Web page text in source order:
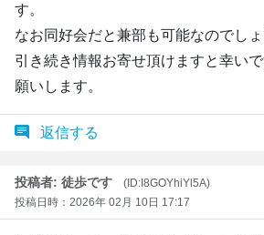
す。
なお同好会だと兼部も可能なのでしょ
引き続き情報お寄せ頂けますと幸い
願いします。
返信する
投稿者: 徒歩です
(ID:I8GOYhiYl5A)
投稿日時：2026年 02月 10日 17:17